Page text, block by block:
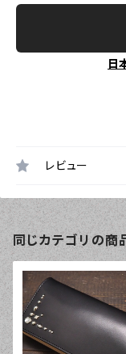
日
レビュー
同じカテゴリの商